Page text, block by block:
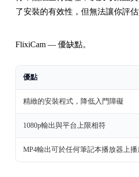
了安裝的有效性，但無法讓你評估
FlixiCam — 優缺點。
優點
精緻的安裝程式，降低入門障礙
1080p輸出與平台上限相符
MP4輸出可於任何筆記本播放器上播